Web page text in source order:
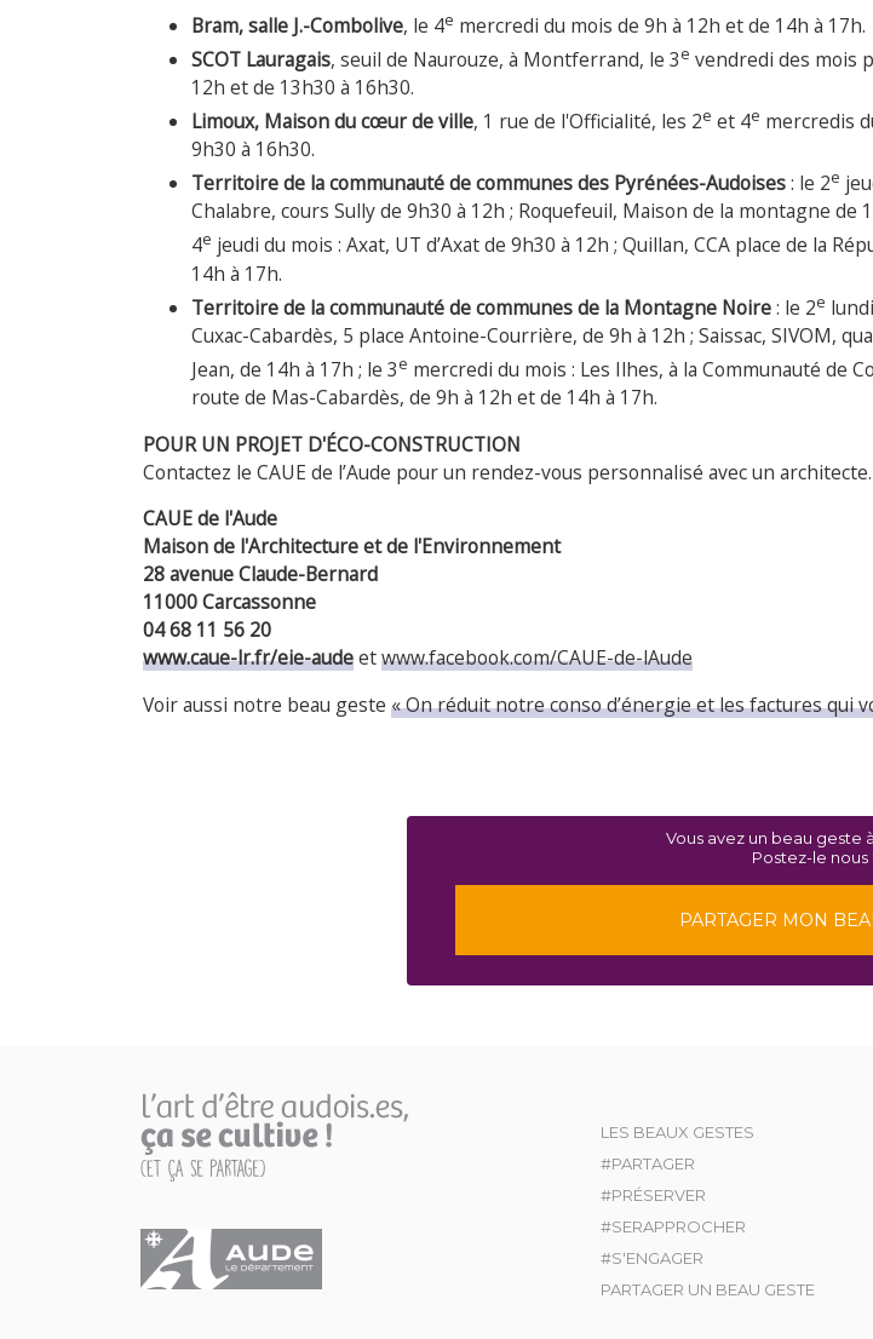
Bram, salle J.-Combolive, le 4e mercredi du mois de 9h à 12h et de 14h à 17h.
SCOT Lauragais, seuil de Naurouze, à Montferrand, le 3e vendredi des mois
12h et de 13h30 à 16h30.
Limoux, Maison du cœur de ville, 1 rue de l'Officialité, les 2e et 4e mercredis
9h30 à 16h30.
Territoire de la communauté de communes des Pyrénées-Audoises: le 2e
Chalabre, cours Sully de 9h30 à 12h ; Roquefeuil, Maison de la montagne de
4e jeudi du mois : Axat, UT d’Axat de 9h30 à 12h ; Quillan, CCA place de la
14h à 17h.
Territoire de la communauté de communes de la Montagne Noire: le 2e
Cuxac-Cabardès, 5 place Antoine-Courrière, de 9h à 12h ; Saissac, SIVOM,
Jean, de 14h à 17h ; le 3e mercredi du mois : Les Ilhes, à la Communauté de
route de Mas-Cabardès, de 9h à 12h et de 14h à 17h.
POUR UN PROJET D'ÉCO-CONSTRUCTION
Contactez le CAUE de l’Aude pour un rendez-vous personnalisé avec un architecte.
CAUE de l'Aude
Maison de l'Architecture et de l'Environnement
28 avenue Claude-Bernard
11000 Carcassonne
04 68 11 56 20
www.caue-lr.fr/eie-audeetwww.facebook.com/CAUE-de-lAude
Voir aussi notre beau geste « On réduit notre conso d’énergie et les factures qui
Vous avez un beau geste
Postez-le nous
PARTAGER MON
LES BEAUX GESTES
#PARTAGER
#PRÉSERVER
#SERAPPROCHER
#S'ENGAGER
PARTAGER UN BEAU GESTE